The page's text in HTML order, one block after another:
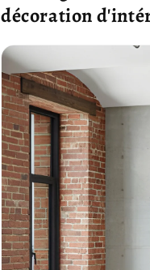
décoration